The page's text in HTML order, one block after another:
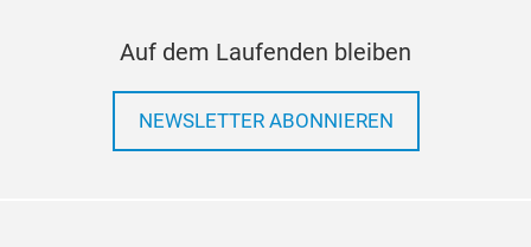
Auf dem Laufenden bleiben
NEWSLETTER ABONNIEREN